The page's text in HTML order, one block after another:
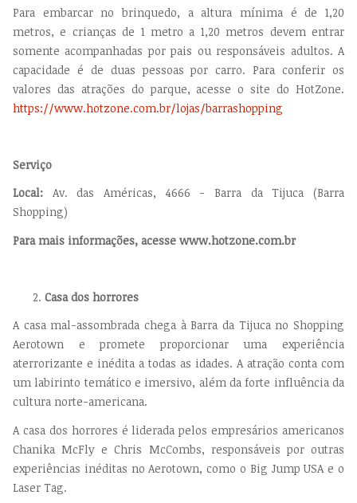
Para embarcar no brinquedo, a altura mínima é de 1,20
metros, e crianças de 1 metro a 1,20 metros devem entrar
somente acompanhadas por pais ou responsáveis adultos. A
capacidade é de duas pessoas por carro. Para conferir os
valores das atrações do parque, acesse o site do HotZone.
https://www.hotzone.com.br/lojas/barrashopping
Serviço
Local: Av. das Américas, 4666 - Barra da Tijuca (Barra
Shopping)
Para mais informações, acesse www.hotzone.com.br
Casa dos horrores
A casa mal-assombrada chega à Barra da Tijuca no Shopping
Aerotown e promete proporcionar uma experiência
aterrorizante e inédita a todas as idades. A atração conta com
um labirinto temático e imersivo, além da forte influência da
cultura norte-americana.
A casa dos horrores é liderada pelos empresários americanos
Chanika McFly e Chris McCombs, responsáveis por outras
experiências inéditas no Aerotown, como o Big Jump USA e o
Laser Tag.